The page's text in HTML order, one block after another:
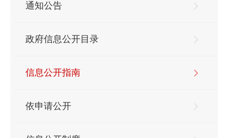
通知公告
政府信息公开目录
信息公开指南
依申请公开